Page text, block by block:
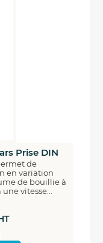
Prise DIN
de
en variation
de bouillie à
vitesse...